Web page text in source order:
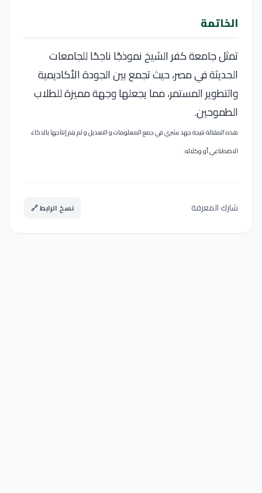
الخاتمة
تمثلجامعة كفر الشيخنموذجًا ناجحًا للجامعات
الحديثة في مصر، حيث تجمع بين الجودة الأكاديمية
والتطوير المستمر، مما يجعلها وجهة مميزة للطلاب
الطموحين.
هذه المقالة نتيجة جهد بشري في جمع المعلومات و التعديل و لم يتم إنتاجها بالذكاء
الاصطناعي أو وكلائه
شارك المعرفة نسخ الرابط 🔗